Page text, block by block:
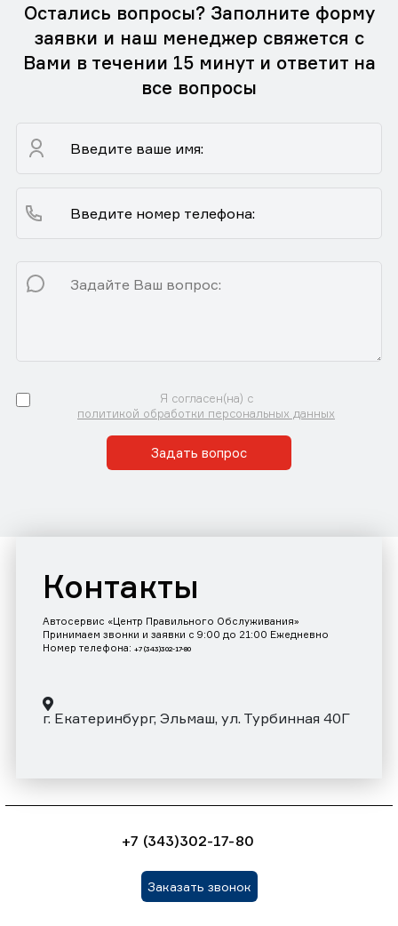
Остались вопросы? Заполните форму
заявки и наш менеджер свяжется с
Вами в течении 15 минут и ответит на
все вопросы
Я согласен(на) с
политикой обработки персональных данных
Задать вопрос
Контакты
Автосервис «Центр Правильного Обслуживания»
Принимаем звонки и заявки с 9:00 до 21:00 Ежедневно
Номер телефона: +7 (343)302-17-80
г. Екатеринбург, Эльмаш, ул. Турбинная 40Г
+7 (343)302-17-80
Заказать звонок